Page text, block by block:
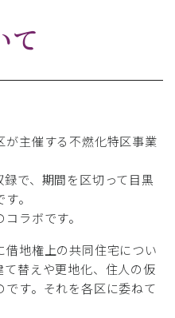
て
主催する不燃化特区事業
で、期間を区切って目黒
。
コラボです。
地権上の共同住宅につい
替えや更地化、住人の仮
す。それを各区に委ねて